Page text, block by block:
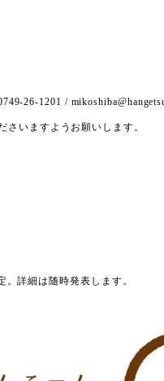
26-1201 /
いますようお願いします。
詳細は随時発表します。